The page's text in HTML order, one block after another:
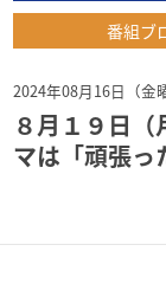
番組ブ
2024年08月16日（金
８月１９日
マは「頑張っ